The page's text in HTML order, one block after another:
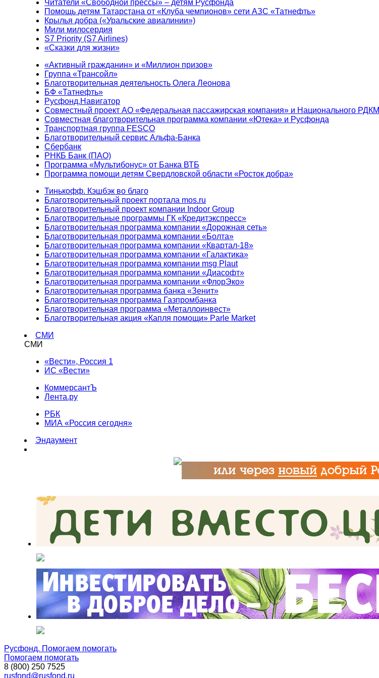
Читатели «Свободной прессы» – детям Русфонда
Помощь детям Татарстана от «Клуба чемпионов» сети АЗС «Татнефть»
Крылья добра («Уральские авиалинии»)
Мили милосердия
S7 Priority (S7 Airlines)
«Сказки для жизни»
«Активный гражданин» и «Миллион призов»
Группа «Трансойл»
Благотворительная деятельность Олега Леонова
БФ «Татнефть»
Русфонд.Навигатор
Совместный проект АО «Федеральная пассажирская компания» и Национального РДКМ
Совместная благотворительная программа компании «Ютека» и Русфонда
Транспортная группа FESCO
Благотворительный сервис Альфа-Банка
Сбербанк
РНКБ Банк (ПАО)
Программа «Мультибонус» от Банка ВТБ
Программа помощи детям Свердловской области «Росток добра»
Тинькофф. Кэшбэк во благо
Благотворительный проект портала mos.ru
Благотворительный проект компании Indoor Group
Благотворительные программы ГК «Кредитэкспресс»
Благотворительная программа компании «Дорожная сеть»
Благотворительная программа компании «Болта»
Благотворительная программа компании «Квартал-18»
Благотворительная программа компании «Галактика»
Благотворительная программа компании msg Plaut
Благотворительная программа компании «Диасофт»
Благотворительная программа компании «ФлорЭко»
Благотворительная программа банка «Зенит»
Благотворительная программа Газпромбанка
Благотворительная программа «Металлоинвест»
Благотворительная акция «Капля помощи» Parle Market
СМИ
СМИ
«Вести», Россия 1
ИС «Вести»
КоммерсантЪ
Лента.ру
РБК
МИА «Россия сегодня»
Эндаумент
Русфонд. Помогаем помогать
Помогаем помогать
8 (800) 250 7525
rusfond@rusfond.ru